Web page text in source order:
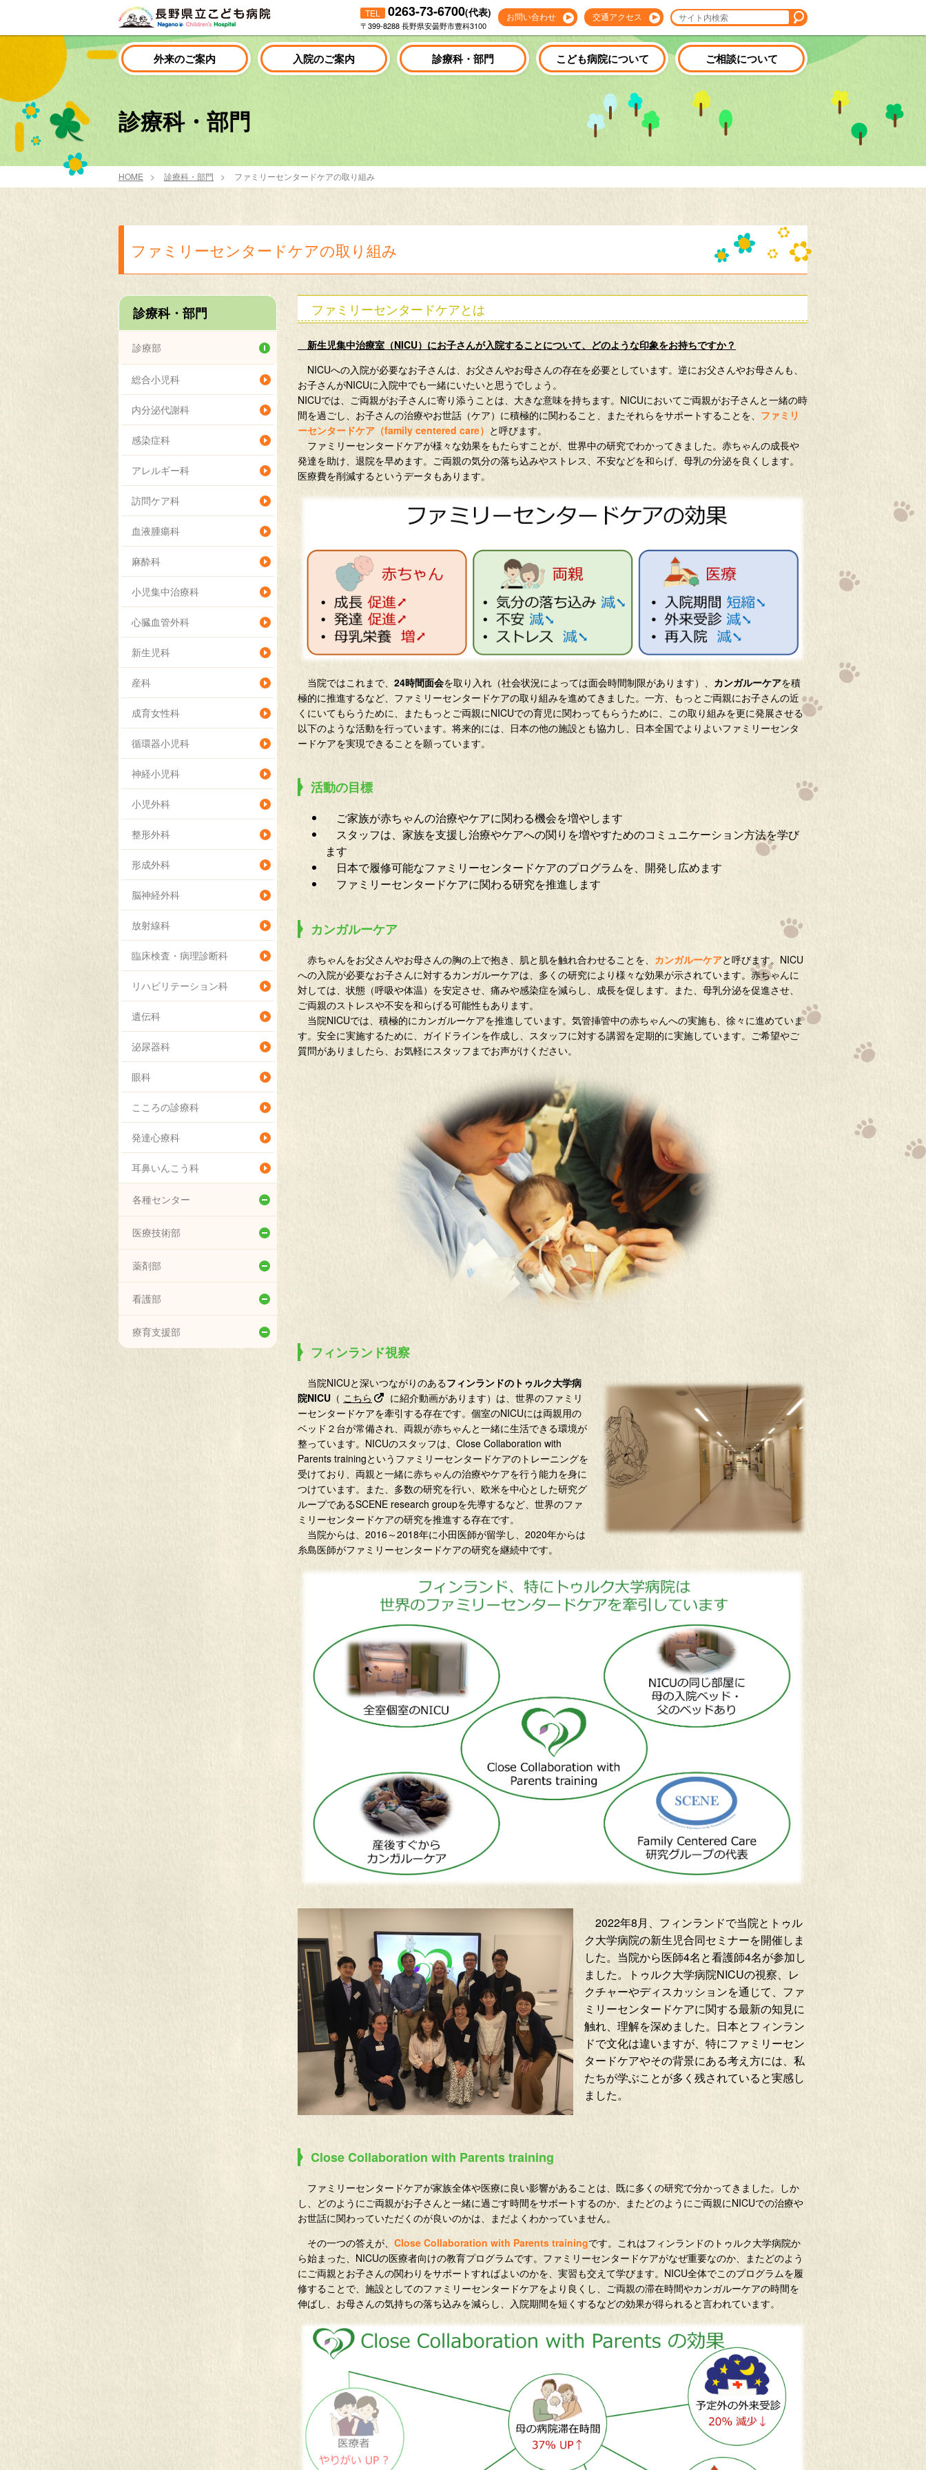
TEL 0263-73-6700(代表)
〒399-8288 長野県安曇野市豊科3100
お問い合わせ 交通アクセス
外来のご案内 入院のご案内 診療科・部門 こども病院について ご相談について
診療科・部門
HOME 診療科・部門 ファミリーセンタードケアの取り組み
ファミリーセンタードケアの取り組み
ファミリーセンタードケアとは
新生児集中治療室（NICU）にお子さんが入院することについて、どのような印象をお持ちですか？
NICUへの入院が必要なお子さんは、お父さんやお母さんの存在を必要としています。逆にお父さんやお母さんも、
お子さんがNICUに入院中でも一緒にいたいと思うでしょう。
NICUでは、ご両親がお子さんに寄り添うことは、大きな意味を持ちます。NICUにおいてご両親がお子さんと一緒の時
間を過ごし、お子さんの治療やお世話（ケア）に積極的に関わること、またそれらをサポートすることを、 ファミリ
ーセンタードケア（family centered care） と呼びます。
ファミリーセンタードケアが様々な効果をもたらすことが、世界中の研究でわかってきました。赤ちゃんの成長や
発達を助け、退院を早めます。ご両親の気分の落ち込みやストレス、不安などを和らげ、母乳の分泌を良くします。
医療費を削減するというデータもあります。
当院ではこれまで、 24時間面会を取り入れ（社会状況によっては面会時間制限があります）、 カンガルーケアを積
極的に推進するなど、ファミリーセンタードケアの取り組みを進めてきました。一方、もっとご両親にお子さんの近
くにいてもらうために、またもっとご両親にNICUでの育児に関わってもらうために、この取り組みを更に発展させる
以下のような活動を行っています。将来的には、日本の他の施設とも協力し、日本全国でよりよいファミリーセンタ
ードケアを実現できることを願っています。
活動の目標
ご家族が赤ちゃんの治療やケアに関わる機会を増やします
スタッフは、家族を支援し治療やケアへの関りを増やすためのコミュニケーション方法を学び
ます
日本で履修可能なファミリーセンタードケアのプログラムを、開発し広めます
ファミリーセンタードケアに関わる研究を推進します
カンガルーケア
赤ちゃんをお父さんやお母さんの胸の上で抱き、肌と肌を触れ合わせることを、 カンガルーケアと呼びます。NICU
への入院が必要なお子さんに対するカンガルーケアは、多くの研究により様々な効果が示されています。赤ちゃんに
対しては、状態（呼吸や体温）を安定させ、痛みや感染症を減らし、成長を促します。また、母乳分泌を促進させ、
ご両親のストレスや不安を和らげる可能性もあります。
当院NICUでは、積極的にカンガルーケアを推進しています。気管挿管中の赤ちゃんへの実施も、徐々に進めていま
す。安全に実施するために、ガイドラインを作成し、スタッフに対する講習を定期的に実施しています。ご希望やご
質問がありましたら、お気軽にスタッフまでお声がけください。
フィンランド視察
当院NICUと深いつながりのあるフィンランドのトゥルク大学病
院NICU （ こちら
に紹介動画があります）は、世界のファミリ
ーセンタードケアを牽引する存在です。個室のNICUには両親用の
ベッド２台が常備され、両親が赤ちゃんと一緒に生活できる環境が
整っています。NICUのスタッフは、Close Collaboration with
Parents trainingというファミリーセンタードケアのトレーニングを
受けており、両親と一緒に赤ちゃんの治療やケアを行う能力を身に
つけています。また、多数の研究を行い、欧米を中心とした研究グ
ループであるSCENE research groupを先導するなど、世界のファ
ミリーセンタードケアの研究を推進する存在です。
当院からは、2016～2018年に小田医師が留学し、2020年からは
糸島医師がファミリーセンタードケアの研究を継続中です。
2022年8月、フィンランドで当院とトゥル
ク大学病院の新生児合同セミナーを開催しま
した。当院から医師4名と看護師4名が参加し
ました。トゥルク大学病院NICUの視察、レ
クチャーやディスカッションを通じて、ファ
ミリーセンタードケアに関する最新の知見に
触れ、理解を深めました。日本とフィンラン
ドで文化は違いますが、特にファミリーセン
タードケアやその背景にある考え方には、私
たちが学ぶことが多く残されていると実感し
ました。
Close Collaboration with Parents training
ファミリーセンタードケアが家族全体や医療に良い影響があることは、既に多くの研究で分かってきました。しか
し、どのようにご両親がお子さんと一緒に過ごす時間をサポートするのか、またどのようにご両親にNICUでの治療や
お世話に関わっていただくのが良いのかは、まだよくわかっていません。
その一つの答えが、 Close Collaboration with Parents trainingです。これはフィンランドのトゥルク大学病院か
ら始まった、NICUの医療者向けの教育プログラムです。ファミリーセンタードケアがなぜ重要なのか、またどのよう
にご両親とお子さんの関わりをサポートすればよいのかを、実習も交えて学びます。NICU全体でこのプログラムを履
修することで、施設としてのファミリーセンタードケアをより良くし、ご両親の滞在時間やカンガルーケアの時間を
伸ばし、お母さんの気持ちの落ち込みを減らし、入院期間を短くするなどの効果が得られると言われています。
診療科・部門
診療部
総合小児科
内分泌代謝科
感染症科
アレルギー科
訪問ケア科
血液腫瘍科
麻酔科
小児集中治療科
心臓血管外科
新生児科
産科
成育女性科
循環器小児科
神経小児科
小児外科
整形外科
形成外科
脳神経外科
放射線科
臨床検査・病理診断科
リハビリテーション科
遺伝科
泌尿器科
眼科
こころの診療科
発達心療科
耳鼻いんこう科
各種センター
総合周産期母子医療センター
生命科学研究センター
エコーセンター
口唇口蓋裂センター
医療技術部
リハビリテーション技術科
こころの支援科
臨床検査科
薬剤部
薬剤部
看護部
看護部
療育支援部